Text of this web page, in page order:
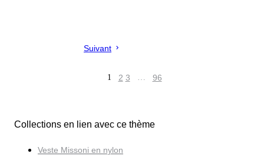
Suivant
1 2 3 … 96
Collections en lien avec ce thème
Veste Missoni en nylon